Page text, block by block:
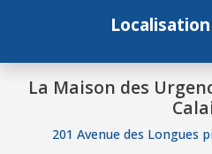
La Maison des
201 Avenue des Longues